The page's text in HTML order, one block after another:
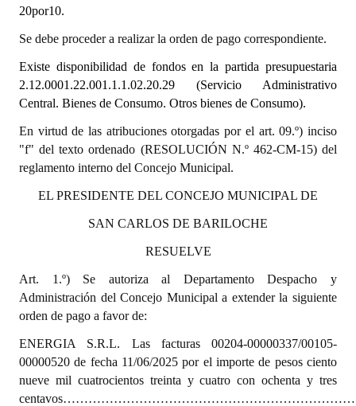
Informes de Gestión
Dictámenes Asesoría Letrada
Informes de Unidad Coordinadora
Actas de Audiencias Públicas
Comunicaciones
Declaraciones
Resoluciones
Resoluciones de Presidencia
20por10.
Se debe proceder a realizar la orden de pago correspondiente.
Existe disponibilidad de fondos en la partida presupuestaria
2.12.0001.22.001.1.1.02.20.29 (Servicio Administrativo
Central. Bienes de Consumo. Otros bienes de Consumo).
En virtud de las atribuciones otorgadas por el art. 09.º) inciso
"f" del texto ordenado (RESOLUCIÓN N.º 462-CM-15) del
reglamento interno del Concejo Municipal.
EL PRESIDENTE DEL CONCEJO MUNICIPAL DE
SAN CARLOS DE BARILOCHE
RESUELVE
Art. 1.º) Se autoriza al Departamento Despacho y
Administración del Concejo Municipal a extender la siguiente
orden de pago a favor de:
ENERGIA S.R.L. Las facturas 00204-00000337/00105-
00000520 de fecha 11/06/2025 por el importe de pesos ciento
nueve mil cuatrocientos treinta y cuatro con ochenta y tres